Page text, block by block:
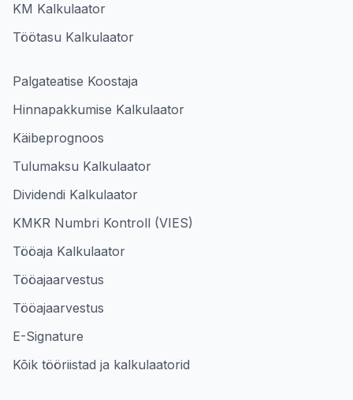
KM Kalkulaator
Töötasu Kalkulaator
Palgateatise Koostaja
Hinnapakkumise Kalkulaator
Käibeprognoos
Tulumaksu Kalkulaator
Dividendi Kalkulaator
KMKR Numbri Kontroll (VIES)
Tööaja Kalkulaator
Tööajaarvestus
Tööajaarvestus
E-Signature
Kõik tööriistad ja kalkulaatorid